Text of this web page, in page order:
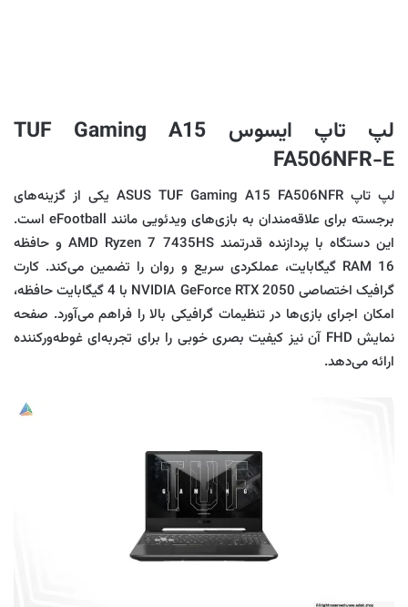
لپ تاپ ایسوس TUF Gaming A15
FA506NFR-E
لپ‌ تاپ ASUS TUF Gaming A15 FA506NFR یکی از گزینه‌های
برجسته برای علاقه‌مندان به بازی‌های ویدئویی مانند eFootball است.
این دستگاه با پردازنده قدرتمند AMD Ryzen 7 7435HS و حافظه
RAM 16 گیگابایت، عملکردی سریع و روان را تضمین می‌کند. کارت
گرافیک اختصاصی NVIDIA GeForce RTX 2050 با 4 گیگابایت حافظه،
امکان اجرای بازی‌ها در تنظیمات گرافیکی بالا را فراهم می‌آورد. صفحه
نمایش FHD آن نیز کیفیت بصری خوبی را برای تجربه‌ای غوطه‌ورکننده
ارائه می‌دهد.